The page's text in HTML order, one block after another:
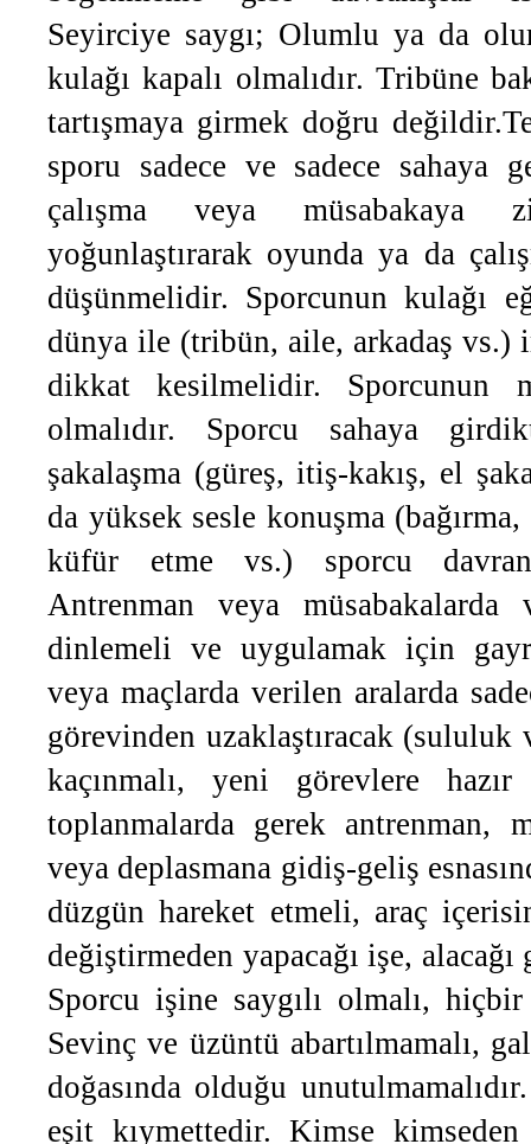
Seyirciye saygı; Olumlu ya da
kulağı kapalı olmalıdır. Tribüne
tartışmaya girmek doğru
sporu sadece ve sadece sahaya
çalışma veya müsabakaya
yoğunlaştırarak oyunda ya da
düşünmelidir. Sporcunun kulağı
dünya ile (tribün, aile, arkadaş vs.)
dikkat kesilmelidir. Sporcunun
olmalıdır. Sporcu sahaya
şakalaşma (güreş, itiş-kakış, el
da yüksek sesle konuşma
küfür etme vs.) sporcu
Antrenman veya
dinlemeli ve uygulamak için
veya maçlarda verilen aralarda
görevinden uzaklaştıracak (sululuk
kaçınmalı, yeni görevlere
toplanmalarda gerek antrenman,
veya deplasmana gidiş-geliş
düzgün hareket etmeli, araç
değiştirmeden yapacağı işe,
Sporcu işine saygılı olmalı, hiçbir
Sevinç ve üzüntü abartılmamalı,
doğasında olduğu
eşit kıymettedir. Kimse